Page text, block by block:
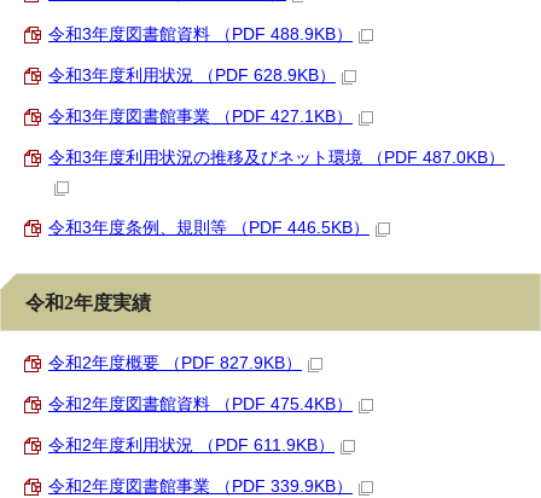
令和3年度図書館資料 （PDF 488.9KB）
令和3年度利用状況 （PDF 628.9KB）
令和3年度図書館事業 （PDF 427.1KB）
令和3年度利用状況の推移及びネット環境 （PDF 487.0KB）
令和3年度条例、規則等 （PDF 446.5KB）
令和2年度実績
令和2年度概要 （PDF 827.9KB）
令和2年度図書館資料 （PDF 475.4KB）
令和2年度利用状況 （PDF 611.9KB）
令和2年度図書館事業 （PDF 339.9KB）